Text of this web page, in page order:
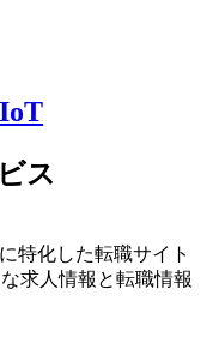
ス
特化した転職サイト
求人情報と転職情報